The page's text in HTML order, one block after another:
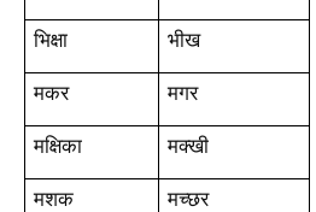
भिक्षा भीख
मकर मगर
मक्षिका मक्खी
मशक मच्छर